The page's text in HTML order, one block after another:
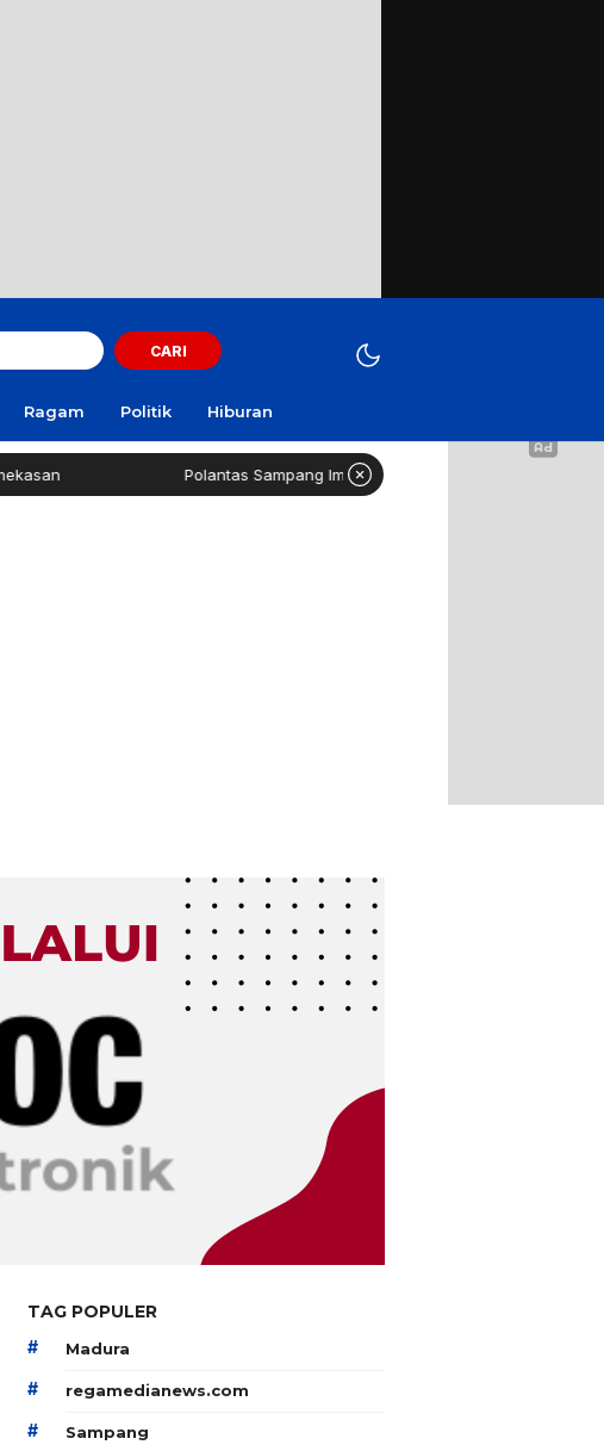
CARI
Ragam Politik Hiburan
Polantas Sampang Imbau Latihan Gerak Jalan Tak Gunakan Jalan
TAG POPULER
# Madura
# regamedianews.com
# Sampang